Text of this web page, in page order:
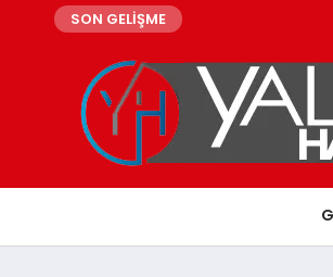
SON GELİŞME